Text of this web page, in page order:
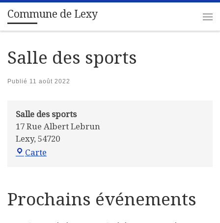
Passer au contenu
Commune de Lexy
Salle des sports
Publié 11 août 2022
Salle des sports
17 Rue Albert Lebrun
Lexy, 54720
CarteSalle des sports
Prochains événements